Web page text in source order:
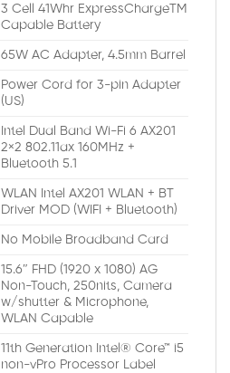
3 Cell 41Whr ExpressChargeTM
Capable Battery
65W AC Adapter, 4.5mm Barrel
Power Cord for 3-pin Adapter
(US)
Intel Dual Band Wi-Fi 6 AX201
2×2 802.11ax 160MHz +
Bluetooth 5.1
WLAN Intel AX201 WLAN + BT
Driver MOD (WIFI + Bluetooth)
No Mobile Broadband Card
15.6″ FHD (1920 x 1080) AG
Non-Touch, 250nits, Camera
w/shutter & Microphone,
WLAN Capable
11th Generation Intel® Core™ i5
non-vPro Processor Label